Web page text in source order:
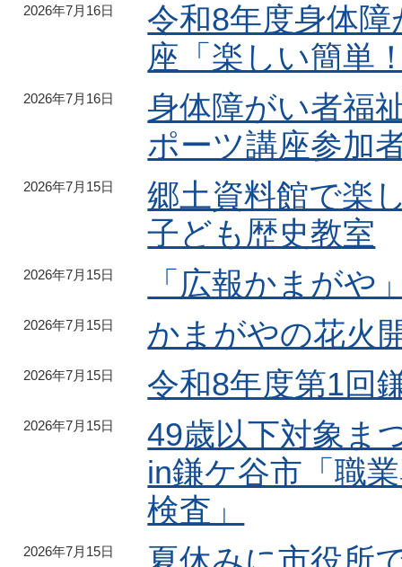
2026年7月16日
令和8年度身体
座「楽しい簡単
2026年7月16日
身体障がい者福
ポーツ講座参加
2026年7月15日
郷土資料館で楽
子ども歴史教室
2026年7月15日 「広報かまがや
2026年7月15日 かまがやの花火
2026年7月15日 令和8年度第1回
2026年7月15日
49歳以下対象ま
in鎌ケ谷市「職
検査」
2026年7月15日